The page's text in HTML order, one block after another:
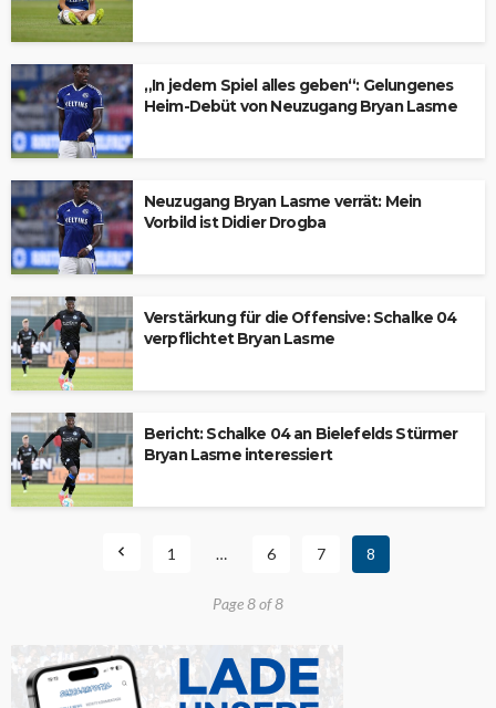
„In jedem Spiel alles geben“: Gelungenes
Heim-Debüt von Neuzugang Bryan Lasme
Neuzugang Bryan Lasme verrät: Mein
Vorbild ist Didier Drogba
Verstärkung für die Offensive: Schalke 04
verpflichtet Bryan Lasme
Bericht: Schalke 04 an Bielefelds Stürmer
Bryan Lasme interessiert
1 … 6 7 8
Page 8 of 8